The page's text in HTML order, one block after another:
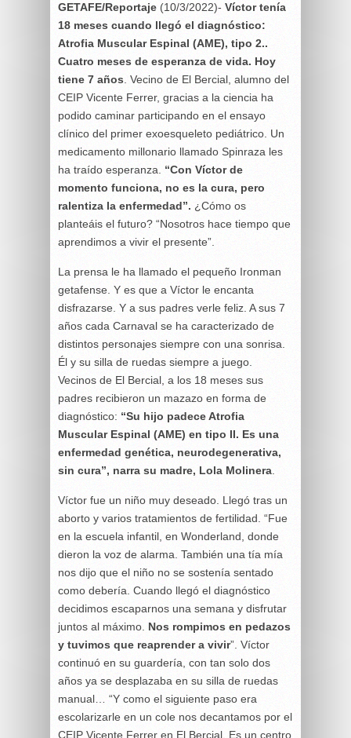
GETAFE/Reportaje (10/3/2022)- Víctor tenía
18 meses cuando llegó el diagnóstico:
Atrofia Muscular Espinal (AME), tipo 2..
Cuatro meses de esperanza de vida. Hoy
tiene 7 años . Vecino de El Bercial, alumno del
CEIP Vicente Ferrer, gracias a la ciencia ha
podido caminar participando en el ensayo
clínico del primer exoesqueleto pediátrico. Un
medicamento millonario llamado Spinraza les
ha traído esperanza. “Con Víctor de
momento funciona, no es la cura, pero
ralentiza la enfermedad”. ¿Cómo os
planteáis el futuro? “Nosotros hace tiempo que
aprendimos a vivir el presente”.
La prensa le ha llamado el pequeño Ironman
getafense. Y es que a Víctor le encanta
disfrazarse. Y a sus padres verle feliz. A sus 7
años cada Carnaval se ha caracterizado de
distintos personajes siempre con una sonrisa.
Él y su silla de ruedas siempre a juego.
Vecinos de El Bercial, a los 18 meses sus
padres recibieron un mazazo en forma de
diagnóstico: “Su hijo padece Atrofia
Muscular Espinal (AME) en tipo II. Es una
enfermedad genética, neurodegenerativa,
sin cura”, narra su madre, Lola Molinera
Víctor fue un niño muy deseado. Llegó tras un
aborto y varios tratamientos de fertilidad. “Fue
en la escuela infantil, en Wonderland, donde
dieron la voz de alarma. También una tía mía
nos dijo que el niño no se sostenía sentado
como debería. Cuando llegó el diagnóstico
decidimos escaparnos una semana y disfrutar
juntos al máximo. Nos rompimos en pedazos
y tuvimos que reaprender a vivir”. Víctor
continuó en su guardería, con tan solo dos
años ya se desplazaba en su silla de ruedas
manual… “Y como el siguiente paso era
escolarizarle en un cole nos decantamos por el
CEIP Vicente Ferrer en El Bercial. Es un centro